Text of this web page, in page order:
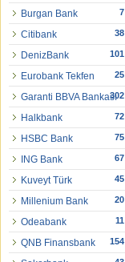
Burgan Bank 7
Citibank 38
DenizBank 101
Eurobank Tekfen 25
Garanti BBVA Bankası302
Halkbank 72
HSBC Bank 75
ING Bank 67
Kuveyt Türk 45
Millenium Bank 20
Odeabank 11
QNB Finansbank 154